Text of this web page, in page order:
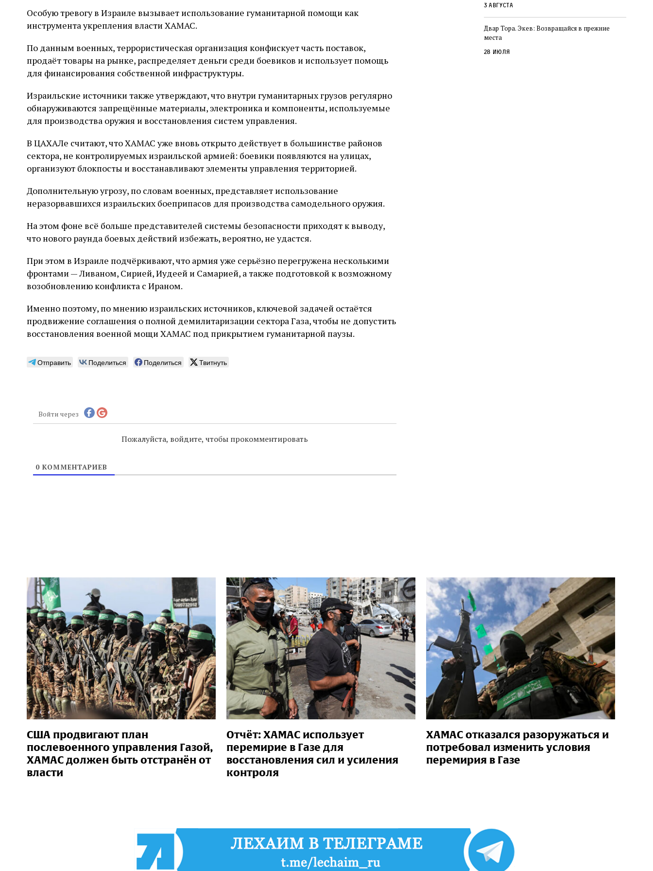
Особую тревогу в Израиле вызывает использование гуманитарной помощи как
инструмента укрепления власти ХАМАС.
По данным военных, террористическая организация конфискует часть поставок,
продаёт товары на рынке, распределяет деньги среди боевиков и использует помощь
для финансирования собственной инфраструктуры.
Израильские источники также утверждают, что внутри гуманитарных грузов регулярно
обнаруживаются запрещённые материалы, электроника и компоненты, используемые
для производства оружия и восстановления систем управления.
В ЦАХАЛе считают, что ХАМАС уже вновь открыто действует в большинстве районов
сектора, не контролируемых израильской армией: боевики появляются на улицах,
организуют блокпосты и восстанавливают элементы управления территорией.
Дополнительную угрозу, по словам военных, представляет использование
неразорвавшихся израильских боеприпасов для производства самодельного оружия.
На этом фоне всё больше представителей системы безопасности приходят к выводу,
что нового раунда боевых действий избежать, вероятно, не удастся.
При этом в Израиле подчёркивают, что армия уже серьёзно перегружена несколькими
фронтами — Ливаном, Сирией, Иудеей и Самарией, а также подготовкой к возможному
возобновлению конфликта с Ираном.
Именно поэтому, по мнению израильских источников, ключевой задачей остаётся
продвижение соглашения о полной демилитаризации сектора Газа, чтобы не допустить
восстановления военной мощи ХАМАС под прикрытием гуманитарной паузы.
Отправить Поделиться Поделиться Твитнуть
Войти через
Пожалуйста, войдите, чтобы прокомментировать
0КОММЕНТАРИЕВ
3 августа
Двар Тора. Экев: Возвращайся в прежние
места
28 июля
США продвигают план
послевоенного управления Газой,
ХАМАС должен быть отстранён от
власти
Отчёт: ХАМАС использует
перемирие в Газе для
восстановления сил и усиления
контроля
ХАМАС отказался разоружаться и
потребовал изменить условия
перемирия в Газе